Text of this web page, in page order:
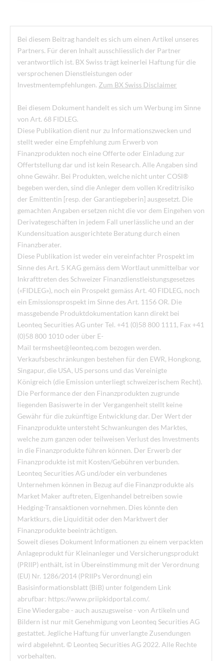
Bei diesem Beitrag handelt es sich um einen Artikel unseres
Partners. Für deren Inhalt ausschliesslich der Partner
verantwortlich ist. BX Swiss trägt keinerlei Haftung für die
versprochenen Dienstleistungen oder
Investmentempfehlungen. Zum BX Swiss Disclaimer
Bei diesem Dokument handelt es sich um Werbung im Sinne
von Art. 68 FIDLEG.
Diese Publikation dient nur zu Informationszwecken und
stellt weder eine Empfehlung zum Erwerb von
Finanzprodukten noch eine Offerte oder Einladung zur
Offertstellung dar und ist kein Research. Alle Angaben sind
ohne Gewähr. Bei Produkten, welche nicht unter COSI®
begeben werden, sind die Anleger dem vollen Kreditrisiko
der Emittentin [resp. der Garantiegeberin] ausgesetzt. Die
gemachten Angaben ersetzen nicht die vor dem Eingehen von
Derivategeschäften in jedem Fall unerlässliche und an der
Kundensituation ausgerichtete Beratung durch einen
Finanzberater.
Diese Publikation ist weder ein vereinfachter Prospekt im
Sinne des Art. 5 KAG gemäss dem Wortlaut unmittelbar vor
Inkrafttreten des Schweizer Finanzdienstleistungsgesetzes
(«FIDLEG»), noch ein Prospekt gemäss Art. 40 FIDLEG, noch
ein Emissionsprospekt im Sinne des Art. 1156 OR. Die
massgebende Produktdokumentation kann direkt bei
Leonteq Securities AG unter Tel. +41 (0)58 800 1111, Fax +41
(0)58 800 1010 oder über E-
Mail termsheet@leonteq.com bezogen werden.
Verkaufsbeschränkungen bestehen für den EWR, Hongkong,
Singapur, die USA, US persons und das Vereinigte
Königreich (die Emission unterliegt schweizerischem Recht).
Die Performance der den Finanzprodukten zugrunde
liegenden Basiswerte in der Vergangenheit stellt keine
Gewähr für die zukünftige Entwicklung dar. Der Wert der
Finanzprodukte untersteht Schwankungen des Marktes,
welche zum ganzen oder teilweisen Verlust des Investments
in die Finanzprodukte führen können. Der Erwerb der
Finanzprodukte ist mit Kosten/Gebühren verbunden.
Leonteq Securities AG und/oder ein verbundenes
Unternehmen können in Bezug auf die Finanzprodukte als
Market Maker auftreten, Eigenhandel betreiben sowie
Hedging-Transaktionen vornehmen. Dies könnte den
Marktkurs, die Liquidität oder den Marktwert der
Finanzprodukte beeinträchtigen.
Soweit dieses Dokument Informationen zu einem verpackten
Anlageprodukt für Kleinanleger und Versicherungsprodukt
(PRIIP) enthält, ist in Übereinstimmung mit der Verordnung
(EU) Nr. 1286/2014 (PRIIPs Verordnung) ein
Basisinformationsblatt (BiB) unter folgendem Link
abrufbar: https://www.priipkidportal.com/.
Eine Wiedergabe - auch auszugsweise - von Artikeln und
Bildern ist nur mit Genehmigung von Leonteq Securities AG
gestattet. Jegliche Haftung für unverlangte Zusendungen
wird abgelehnt. © Leonteq Securities AG 2022. Alle Rechte
vorbehalten.